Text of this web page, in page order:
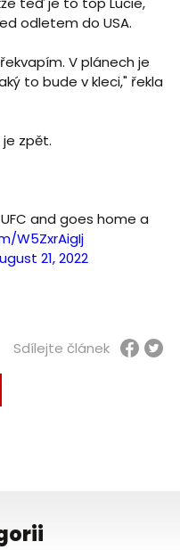
odletem do USA.
V plánech je
to bude v kleci," řekla
zpět.
and goes home a
W5ZxrAigIj
21, 2022
Sdílejte článek